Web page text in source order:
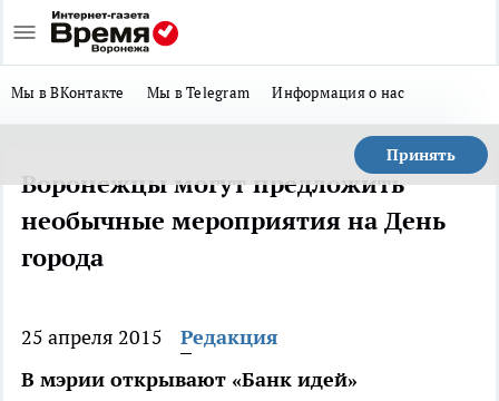
Мы в ВКонтакте Мы в Telegram Информация о нас
Принять
Воронежцы могут предложить
необычные мероприятия на День
города
25 апреля 2015
Редакция
В мэрии открывают «Банк идей»